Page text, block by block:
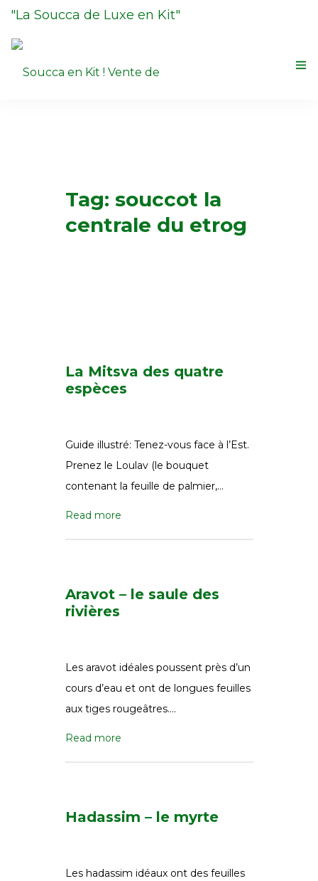
"La Soucca de Luxe en Kit"
Renseignement au
La Centrale du Loulav et Etrog
Tag: souccot la
centrale du etrog
La Mitsva des quatre
espèces
Guide illustré: Tenez-vous face à l’Est.
Prenez le Loulav (le bouquet
contenant la feuille de palmier,…
Read more
Aravot – le saule des
rivières
Les aravot idéales poussent près d’un
cours d’eau et ont de longues feuilles
aux tiges rougeâtres….
Read more
Hadassim – le myrte
Les hadassim idéaux ont des feuilles